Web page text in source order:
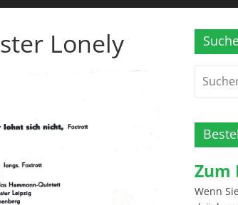
Lonely
Zum
Wenn